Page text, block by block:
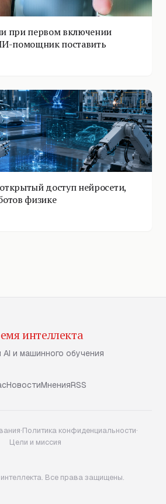
при первом включении
помощник поставить
доступ нейросети,
физике
интеллекта
AI и машинного обучения
НовостиМненияRSS
·Политика конфиденциальности·
Цели и миссия
Все права защищены.